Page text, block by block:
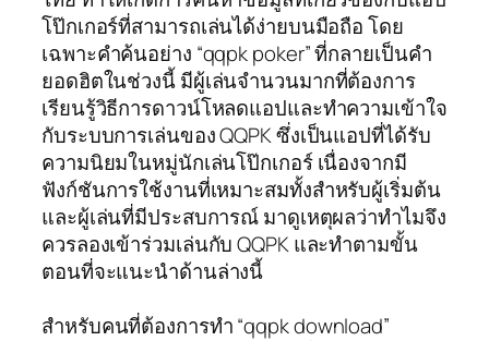
โป๊กเกอร์ที่สามารถเล่นได้ง่ายบนมือถือ โดย
เฉพาะคำค้นอย่าง “qqpk poker” ที่กลายเป็นคำ
ยอดฮิตในช่วงนี้ มีผู้เล่นจำนวนมากที่ต้องการ
เรียนรู้วิธีการดาวน์โหลดแอปและทำความเข้าใจ
กับระบบการเล่นของ QQPK ซึ่งเป็นแอปที่ได้รับ
ความนิยมในหมู่นักเล่นโป๊กเกอร์ เนื่องจากมี
ฟังก์ชันการใช้งานที่เหมาะสมทั้งสำหรับผู้เริ่มต้น
และผู้เล่นที่มีประสบการณ์ มาดูเหตุผลว่าทำไมจึง
ควรลองเข้าร่วมเล่นกับ QQPK และทำตามขั้น
ตอนที่จะแนะนำด้านล่างนี้
สำหรับคนที่ต้องการทำ “qqpk download”